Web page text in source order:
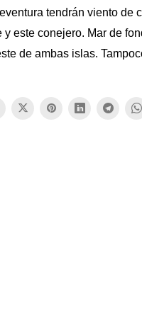
tendrán viento de
y este conejero. Mar de
de ambas islas.